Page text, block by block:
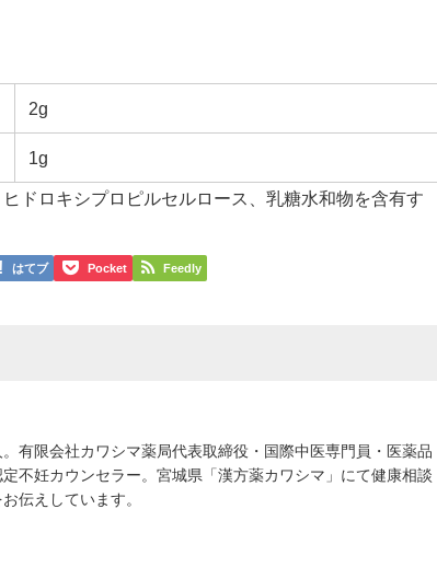
2g
1g
ドロキシプロピルセルロース、乳糖水和物を含有す
はてブ Pocket Feedly
有限会社カワシマ薬局代表取締役・国際中医専門員・医薬品
不妊カウンセラー。宮城県「漢方薬カワシマ」にて健康相談
伝えしています。